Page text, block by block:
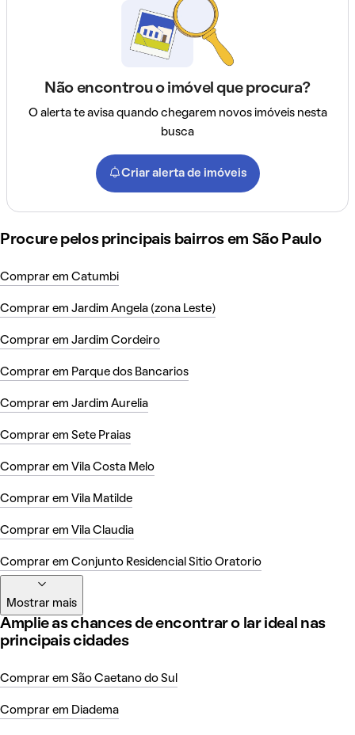
Não encontrou o imóvel que procura?
O alerta te avisa quando chegarem novos imóveis nesta
busca
Criar alerta de imóveis
Procure pelos principais bairros em São Paulo
Comprar em Catumbi
Comprar em Jardim Angela (zona Leste)
Comprar em Jardim Cordeiro
Comprar em Parque dos Bancarios
Comprar em Jardim Aurelia
Comprar em Sete Praias
Comprar em Vila Costa Melo
Comprar em Vila Matilde
Comprar em Vila Claudia
Comprar em Conjunto Residencial Sitio Oratorio
Mostrar mais
Amplie as chances de encontrar o lar ideal nas
principais cidades
Comprar em São Caetano do Sul
Comprar em Diadema